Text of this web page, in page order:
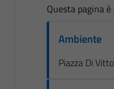
Questa pagina
Ambiente
Piazza Di